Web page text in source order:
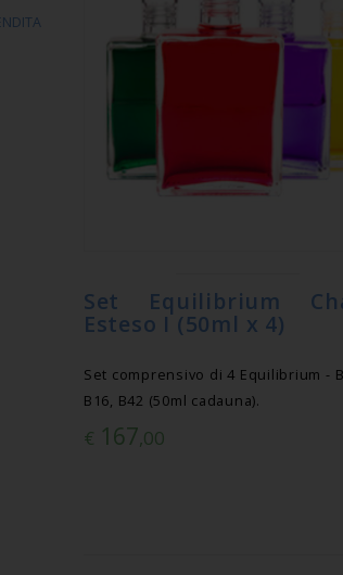
Set Equilibrium
Esteso I (50ml x 4)
Set comprensivo di 4 Equilibrium -
B16, B42 (50ml cadauna).
€ 167,00